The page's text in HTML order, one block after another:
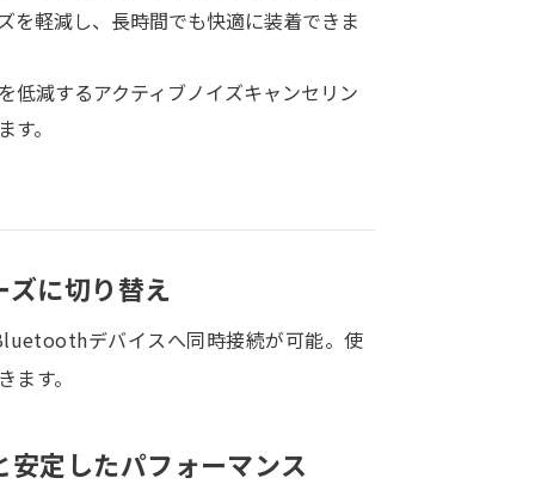
を軽減し、長時間でも快適に装着できま
低減するアクティブノイズキャンセリン
。
ズに切り替え
デバイスへ同時接続が可能。使
す。
定したパフォーマンス